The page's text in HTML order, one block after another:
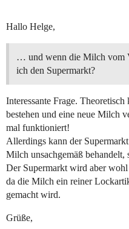
Hallo Helge,
… und wenn die Milch vom
ich den Supermarkt?
Interessante Frage.
bestehen und eine neue Milch
mal funktioniert!
Allerdings kann der
Milch unsachgemäß behandelt,
Der Supermarkt wird aber
da die Milch ein reiner
gemacht wird.
Grüße,